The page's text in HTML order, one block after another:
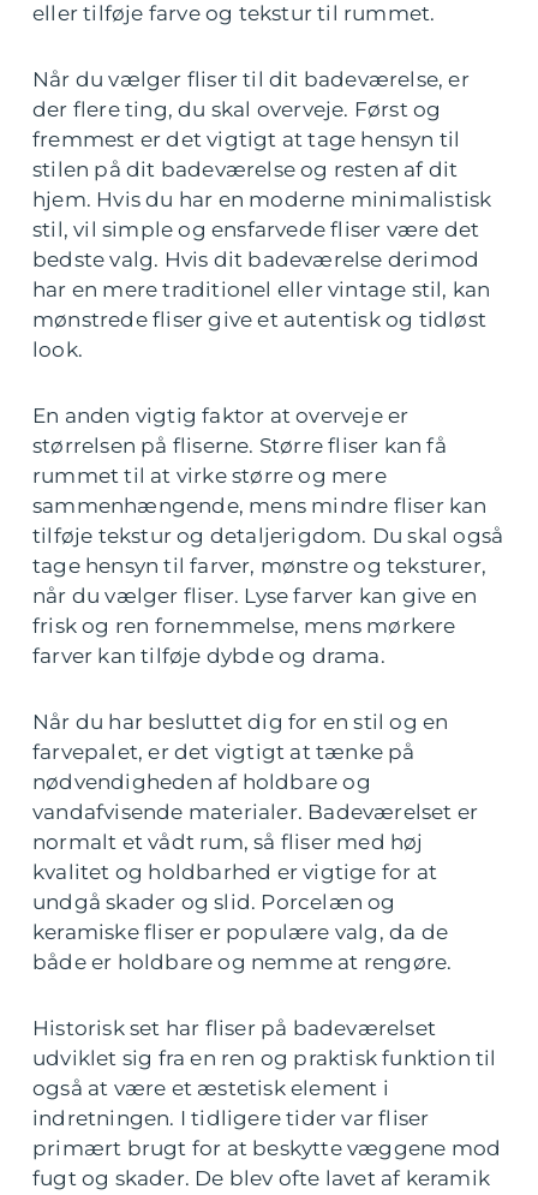
eller tilføje farve og tekstur til rummet.
Når du vælger fliser til dit badeværelse, er
der flere ting, du skal overveje. Først og
fremmest er det vigtigt at tage hensyn til
stilen på dit badeværelse og resten af dit
hjem. Hvis du har en moderne minimalistisk
stil, vil simple og ensfarvede fliser være det
bedste valg. Hvis dit badeværelse derimod
har en mere traditionel eller vintage stil, kan
mønstrede fliser give et autentisk og tidløst
look.
En anden vigtig faktor at overveje er
størrelsen på fliserne. Større fliser kan få
rummet til at virke større og mere
sammenhængende, mens mindre fliser kan
tilføje tekstur og detaljerigdom. Du skal også
tage hensyn til farver, mønstre og teksturer,
når du vælger fliser. Lyse farver kan give en
frisk og ren fornemmelse, mens mørkere
farver kan tilføje dybde og drama.
Når du har besluttet dig for en stil og en
farvepalet, er det vigtigt at tænke på
nødvendigheden af holdbare og
vandafvisende materialer. Badeværelset er
normalt et vådt rum, så fliser med høj
kvalitet og holdbarhed er vigtige for at
undgå skader og slid. Porcelæn og
keramiske fliser er populære valg, da de
både er holdbare og nemme at rengøre.
Historisk set har fliser på badeværelset
udviklet sig fra en ren og praktisk funktion til
også at være et æstetisk element i
indretningen. I tidligere tider var fliser
primært brugt for at beskytte væggene mod
fugt og skader. De blev ofte lavet af keramik